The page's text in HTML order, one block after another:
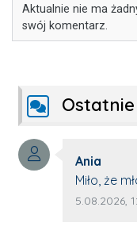
Aktualnie nie ma
swój komentarz.
Autor
Ania
Treść
Miło, że
młode
Data
5.08.2026,